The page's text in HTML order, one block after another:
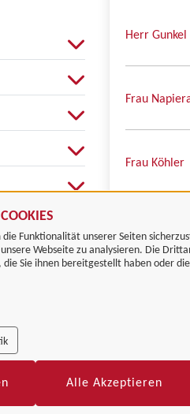
die Funktionalität unserer Seiten
Webseite zu analysieren. Die
Sie ihnen bereitgestellt haben oder
Alle Akzeptieren
Herr Gunkel
Frau
Frau Köhler